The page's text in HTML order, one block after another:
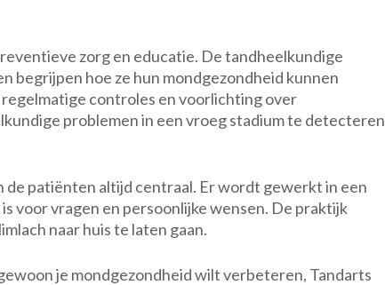
zorg en educatie. De tandheelkundige
begrijpen hoe ze hun mondgezondheid kunnen
controles en voorlichting over
problemen in een vroeg stadium te detecteren
patiënten altijd centraal. Er wordt gewerkt in een
voor vragen en persoonlijke wensen. De praktijk
naar huis te laten gaan.
je mondgezondheid wilt verbeteren, Tandarts